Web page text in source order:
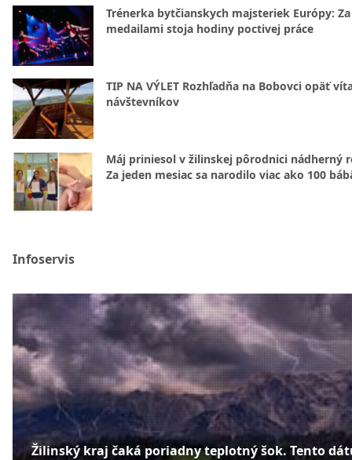
Trénerka bytčianskych majsteriek Európy: Za
medailami stoja hodiny poctivej práce
TIP NA VÝLET Rozhľadňa na Bobovci opäť
návštevníkov
Máj priniesol v žilinskej pôrodnici nádherný
Za jeden mesiac sa narodilo viac ako 100
Infoservis
Žilinský kraj čaká poriadny teplotný šok. Tento